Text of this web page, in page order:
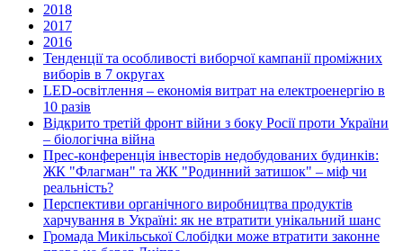
2018
2017
2016
Тенденції та особливості виборчої кампанії проміжних
виборів в 7 округах
LED-освітлення – економія витрат на електроенергію в
10 разів
Відкрито третій фронт війни з боку Росії проти України
– біологічна війна
Прес-конференція інвесторів недобудованих будинків:
ЖК "Флагман" та ЖК "Родинний затишок" – міф чи
реальність?
Перспективи органічного виробництва продуктів
харчування в Україні: як не втратити унікальний шанс
Громада Микільської Слобідки може втратити законне